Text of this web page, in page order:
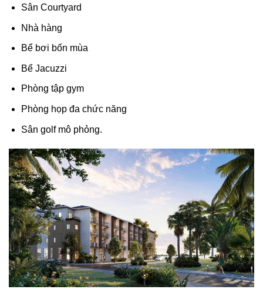
Sân Courtyard
Nhà hàng
Bể bơi bốn mùa
Bể Jacuzzi
Phòng tập gym
Phòng họp đa chức năng
Sân golf mô phỏng.